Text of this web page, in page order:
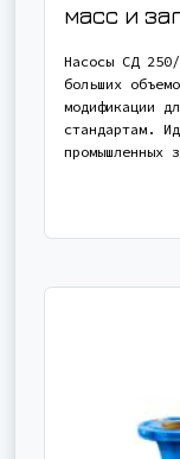
масс и
Насосы СД
больших
модификации
стандартам.
промышленных